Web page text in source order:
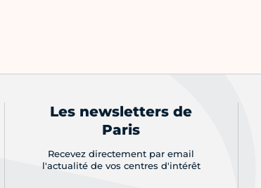
Les newsletters de
Paris
Recevez directement par email
l'actualité de vos centres d'intérêt